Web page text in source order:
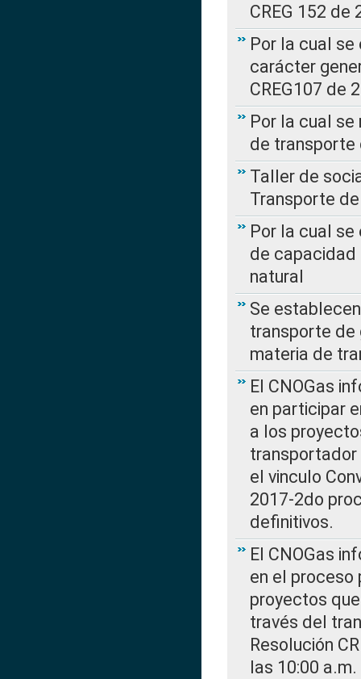
CREG 152 de
Por la cual
carácter
CREG107 de
Por la cual
de transporte
Taller de
Transporte
Por la cual
de capacidad
natural
Se
transporte de
materia de
El CNOGas
en participar
a los
transportador
el vinculo
2017-2do
definitivos.
El CNOGas
en el proceso
proyectos
través del
Resolución
las 10:00